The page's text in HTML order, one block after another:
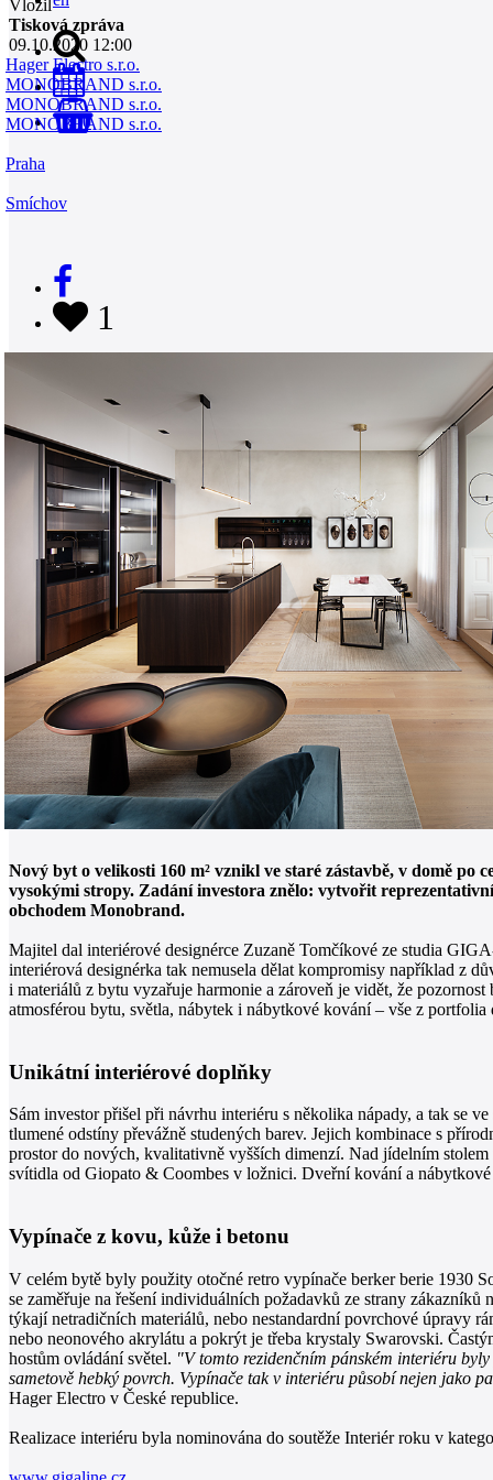
0
Vložil
Tisková zpráva
09.10.2020 12:00
Hager Electro s.r.o.
MONOBRAND s.r.o.
MONOBRAND s.r.o.
MONOBRAND s.r.o.
Praha
Smíchov
1
Nový byt o velikosti 160 m² vznikl ve staré zástavbě, v domě
vysokými stropy. Zadání investora znělo: vytvořit
obchodem Monobrand.
Majitel dal interiérové designérce Zuzaně Tomčíkové ze studia
interiérová designérka tak nemusela dělat kompromisy například z
i materiálů z bytu vyzařuje harmonie a zároveň je vidět, že
atmosférou bytu, světla, nábytek i nábytkové kování – vše z
Unikátní interiérové doplňky
Sám investor přišel při návrhu interiéru s několika nápady, a tak se
tlumené odstíny převážně studených barev. Jejich kombinace s
prostor do nových, kvalitativně vyšších dimenzí. Nad jídelním
svítidla od Giopato & Coombes v ložnici. Dveřní kování a
Vypínače z kovu, kůže i betonu
V celém bytě byly použity otočné retro vypínače berker berie 1930
se zaměřuje na řešení individuálních požadavků ze strany
týkají netradičních materiálů, nebo nestandardní povrchové úpravy
nebo neonového akrylátu a pokrýt je třeba krystaly Swarovski.
hostům ovládání světel. "V tomto rezidenčním pánském interiéru
sametově hebký povrch. Vypínače tak v interiéru působí nejen jako
Hager Electro v České republice.
Realizace interiéru byla nominována do soutěže Interiér roku v